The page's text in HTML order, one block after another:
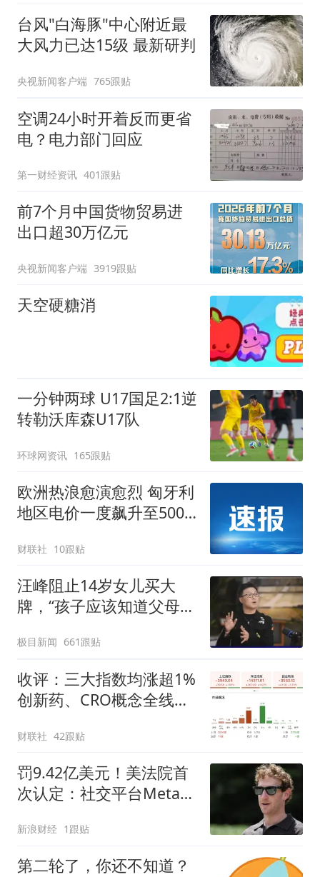
台风"白海豚"中心附近最
大风力已达15级 最新研判
央视新闻客户端 765跟贴
空调24小时开着反而更省
电？电力部门回应
第一财经资讯 401跟贴
前7个月中国货物贸易进
出口超30万亿元
央视新闻客户端 3919跟贴
天空硬糖消
一分钟两球 U17国足2:1逆
转勒沃库森U17队
环球网资讯 165跟贴
欧洲热浪愈演愈烈 匈牙利
地区电价一度飙升至500
财联社 10跟贴
汪峰阻止14岁女儿买大
牌，“孩子应该知道父母的
都在淘宝
极目新闻 661跟贴
收评：三大指数均涨超1%
创新药、CRO概念全线走
财联社 42跟贴
罚9.42亿美元！美法院首
次认定：社交平台Meta如
新浪财经 1跟贴
第二轮了，你还不知道？